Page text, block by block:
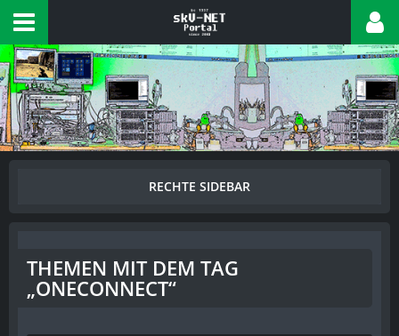
THEMEN MIT DEM TAG
„ONECONNECT“